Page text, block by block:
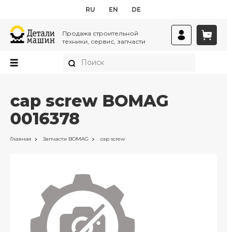
RU EN DE
Продажа строительной
техники, сервис, запчасти
cap screw BOMAG
0016378
Главная Запчасти BOMAG cap screw